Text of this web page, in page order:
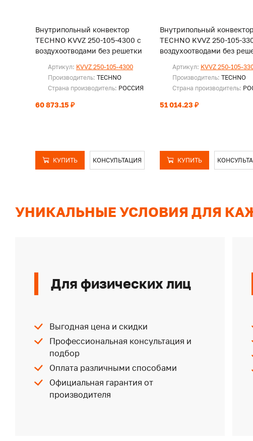
Внутрипольный конвектор
TECHNO KVVZ 250-105-4300 с
воздухоотводами без решетки
Артикул: KVVZ 250-105-4300
Производитель: TECHNO
Страна производитель: РОССИЯ
60 873.15 ₽
КУПИТЬ КОНСУЛЬТАЦИЯ
Внутрипольный конвектор
TECHNO KVVZ 250-105-
воздухоотводами без
Артикул: KVVZ 250-105-
Производитель: TECHNO
Страна производитель:
51 014.23 ₽
КУПИТЬ
УНИКАЛЬНЫЕ УСЛОВИЯ ДЛЯ
Для физических лиц
Выгодная цена и скидки
Профессиональная консультация и
подбор
Оплата различными способами
Официальная гарантия от
производителя